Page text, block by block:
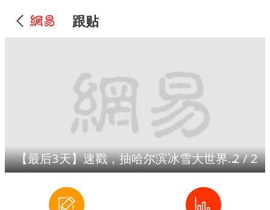
跟贴
【最后3天】速戳，抽哈尔滨冰雪大世界门票！ 1/2